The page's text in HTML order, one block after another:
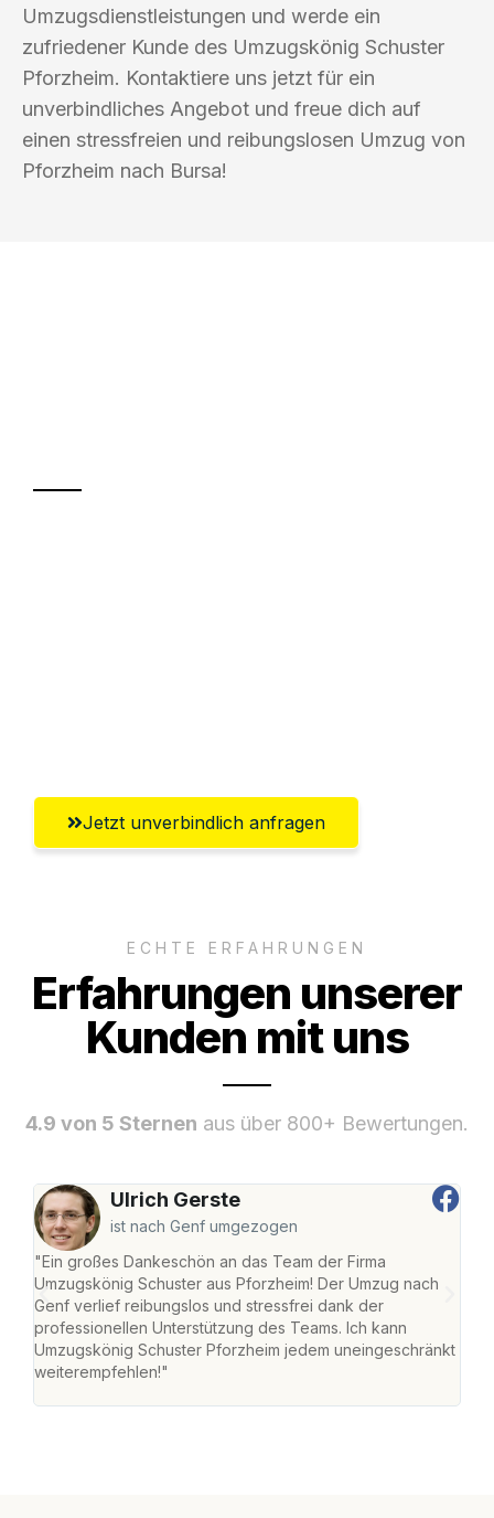
Umzugsdienstleistungen und werde ein
zufriedener Kunde des Umzugskönig Schuster
Pforzheim. Kontaktiere uns jetzt für ein
unverbindliches Angebot und freue dich auf
einen stressfreien und reibungslosen Umzug von
Pforzheim nach Bursa!
Jetzt unverbindlich anfragen
ECHTE ERFAHRUNGEN
Erfahrungen unserer
Kunden mit uns
4.9 von 5 Sternen aus über 800+ Bewertungen.
Ulrich Gerste
ist nach Genf umgezogen
"Ein großes Dankeschön an das Team der Firma
Umzugskönig Schuster aus Pforzheim! Der Umzug nach
Genf verlief reibungslos und stressfrei dank der
professionellen Unterstützung des Teams. Ich kann
Umzugskönig Schuster Pforzheim jedem uneingeschränkt
weiterempfehlen!"